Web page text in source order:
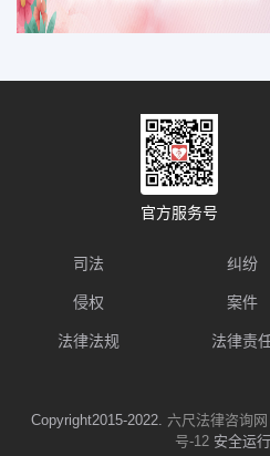
官方服务号
司法 纠纷
侵权 案件
法律法规 法律责
Copyright2015-2022. 六尺法律咨询网
号-12 安全运